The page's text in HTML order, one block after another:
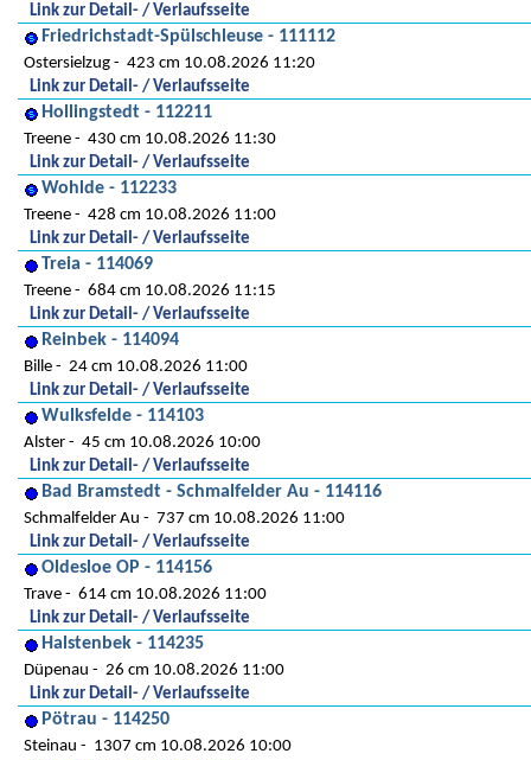
Link zur Detail- / Verlaufsseite
Friedrichstadt-Spülschleuse - 111112
Ostersielzug
423 cm 10.08.2026 11:20
Link zur Detail- / Verlaufsseite
Hollingstedt - 112211
Treene
430 cm 10.08.2026 11:30
Link zur Detail- / Verlaufsseite
Wohlde - 112233
Treene
428 cm 10.08.2026 11:00
Link zur Detail- / Verlaufsseite
Treia - 114069
Treene
684 cm 10.08.2026 11:15
Link zur Detail- / Verlaufsseite
Reinbek - 114094
Bille
24 cm 10.08.2026 11:00
Link zur Detail- / Verlaufsseite
Wulksfelde - 114103
Alster
45 cm 10.08.2026 10:00
Link zur Detail- / Verlaufsseite
Bad Bramstedt - Schmalfelder Au - 114116
Schmalfelder Au
737 cm 10.08.2026 11:00
Link zur Detail- / Verlaufsseite
Oldesloe OP - 114156
Trave
614 cm 10.08.2026 11:00
Link zur Detail- / Verlaufsseite
Halstenbek - 114235
Düpenau
26 cm 10.08.2026 11:00
Link zur Detail- / Verlaufsseite
Pötrau - 114250
Steinau
1307 cm 10.08.2026 10:00